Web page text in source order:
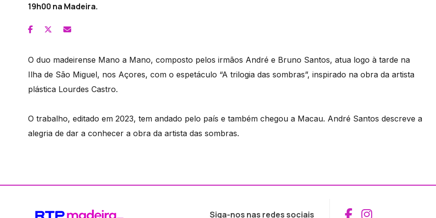
19h00 na Madeira.
O duo madeirense Mano a Mano, composto pelos irmãos André e Bruno Santos, atua logo à tarde na
Ilha de São Miguel, nos Açores, com o espetáculo “A trilogia das sombras”, inspirado na obra da artista
plástica Lourdes Castro.
O trabalho, editado em 2023, tem andado pelo país e também chegou a Macau. André Santos descreve a
alegria de dar a conhecer a obra da artista das sombras.
Siga-nos nas redes sociais Aceder ao
Aceder ao